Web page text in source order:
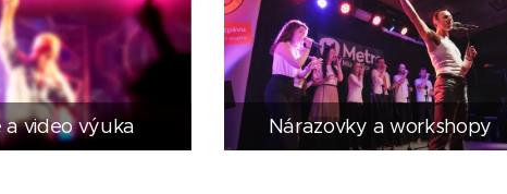
a video výuka Nárazovky a workshopy